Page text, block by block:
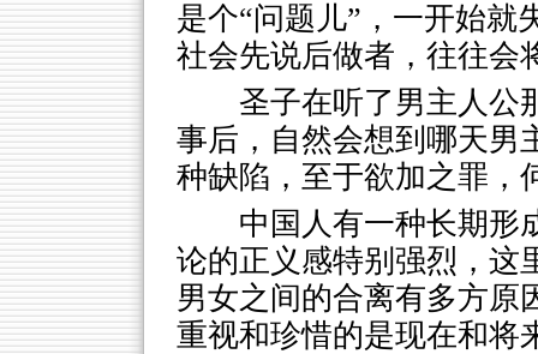
是个“问题儿”，一开始就
社会先说后做者，往往会
圣子在听了男主人公
事后，自然会想到哪天男
种缺陷，至于欲加之罪，
中国人有一种长期形
论的正义感特别强烈，这
男女之间的合离有多方原
重视和珍惜的是现在和将